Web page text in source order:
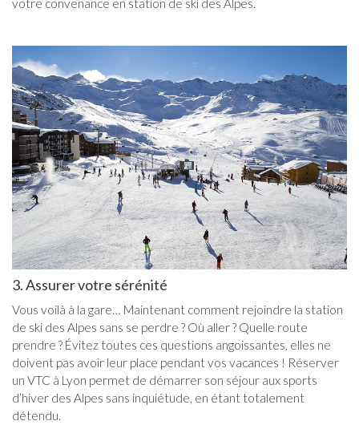
votre convenance en station de ski des Alpes.
3. Assurer votre sérénité
Vous voilà à la gare… Maintenant comment rejoindre la station
de ski des Alpes sans se perdre ? Où aller ? Quelle route
prendre ? Évitez toutes ces questions angoissantes, elles ne
doivent pas avoir leur place pendant vos vacances ! Réserver
un VTC à Lyon permet de démarrer son séjour aux sports
d’hiver des Alpes sans inquiétude, en étant totalement
détendu.